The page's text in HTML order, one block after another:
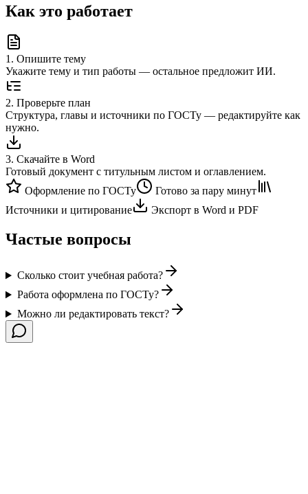
Как это работает
1. Опишите тему
Укажите тему и тип работы — остальное предложит ИИ.
2. Проверьте план
Структура, главы и источники по ГОСТу — редактируйте как
нужно.
3. Скачайте в Word
Готовый документ с титульным листом и оглавлением.
Оформление по ГОСТу
Готово за пару минут
Источники и цитирование
Экспорт в Word и PDF
Частые вопросы
Сколько стоит учебная работа?
Работа оформлена по ГОСТу?
Можно ли редактировать текст?